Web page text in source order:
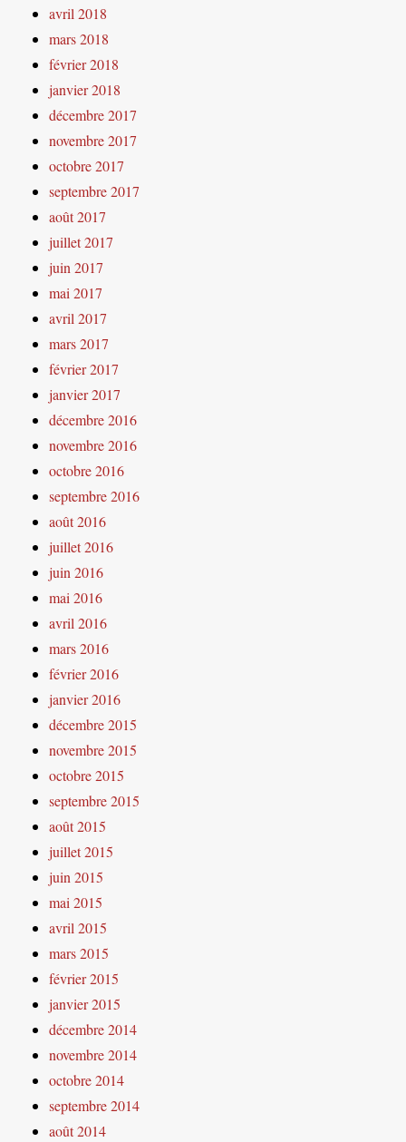
avril 2018
mars 2018
février 2018
janvier 2018
décembre 2017
novembre 2017
octobre 2017
septembre 2017
août 2017
juillet 2017
juin 2017
mai 2017
avril 2017
mars 2017
février 2017
janvier 2017
décembre 2016
novembre 2016
octobre 2016
septembre 2016
août 2016
juillet 2016
juin 2016
mai 2016
avril 2016
mars 2016
février 2016
janvier 2016
décembre 2015
novembre 2015
octobre 2015
septembre 2015
août 2015
juillet 2015
juin 2015
mai 2015
avril 2015
mars 2015
février 2015
janvier 2015
décembre 2014
novembre 2014
octobre 2014
septembre 2014
août 2014